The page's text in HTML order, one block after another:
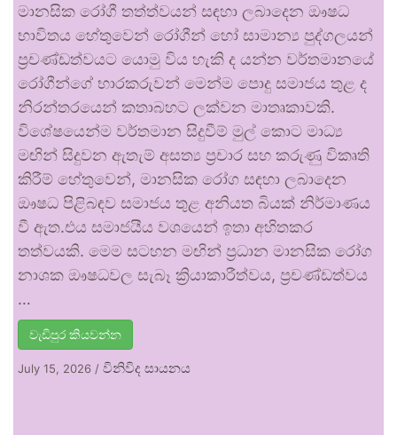
මානසික රෝගී තත්ත්වයන් සඳහා ලබාදෙන ඖෂධ
භාවිතය හේතුවෙන් රෝගීන් හෝ සාමාන්‍ය පුද්ගලයන්
ප්‍රචණ්ඩත්වයට යොමු විය හැකි ද යන්න වර්තමානයේ
රෝගීන්ගේ භාරකරුවන් මෙන්ම පොදු සමාජය තුළ ද
නිරන්තරයෙන් කතාබහට ලක්වන මාතෘකාවකි.
විශේෂයෙන්ම වර්තමාන සිදුවීම් මුල් කොට මාධ්‍ය
මඟින් සිදුවන ඇතැම් අසත්‍ය ප්‍රචාර සහ කරුණු විකෘති
කිරීම් හේතුවෙන්, මානසික රෝග සඳහා ලබාදෙන
ඖෂධ පිළිබඳව සමාජය තුළ අනියත බියක් නිර්මාණය
වී ඇත.එය සමාජයීය වශයෙන් ඉතා අහිතකර
තත්වයකි. මෙම සටහන මඟින් ප්‍රධාන මානසික රෝග
නාශක ඖෂධවල සැබෑ ක්‍රියාකාරීත්වය, ප්‍රචණ්ඩත්වය
…
වැඩිපුර කියවන්න
July 15, 2026 / විනිවිද සායනය